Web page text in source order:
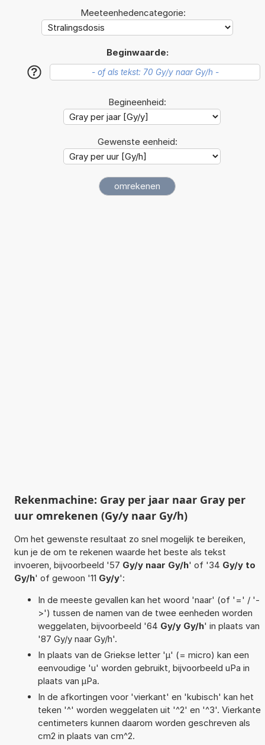
Meeteenhedencategorie:
Beginwaarde:
?
Begineenheid:
Gewenste eenheid:
Rekenmachine: Gray per jaar naar Gray per
uur omrekenen (Gy/y naar Gy/h)
Om het gewenste resultaat zo snel mogelijk te bereiken,
kun je de om te rekenen waarde het beste als tekst
invoeren, bijvoorbeeld '57 Gy/y naar Gy/h' of '34 Gy/y to
Gy/h' of gewoon '11 Gy/y':
In de meeste gevallen kan het woord 'naar' (of '=' / '-
>') tussen de namen van de twee eenheden worden
weggelaten, bijvoorbeeld '64 Gy/y Gy/h' in plaats van
'87 Gy/y naar Gy/h'.
In plaats van de Griekse letter 'µ' (= micro) kan een
eenvoudige 'u' worden gebruikt, bijvoorbeeld uPa in
plaats van µPa.
In de afkortingen voor 'vierkant' en 'kubisch' kan het
teken '^' worden weggelaten uit '^2' en '^3'. Vierkante
centimeters kunnen daarom worden geschreven als
cm2 in plaats van cm^2.